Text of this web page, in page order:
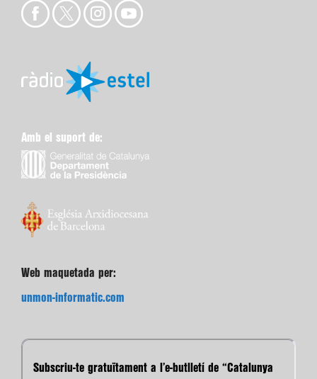
Amb el suport de:
Web maquetada per:
unmon-informatic.com
Subscriu-te gratuïtament a l’e-butlletí de “Catalunya